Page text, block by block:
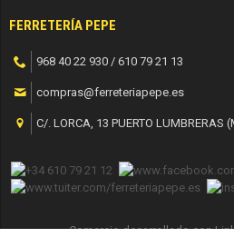
FERRETERÍA PEPE
968 40 22 930 / 610 79 21 13
compras@ferreteriapepe.es
C/. LORCA, 13 PUERTO LUMBRERAS
Comercio desarrollado con